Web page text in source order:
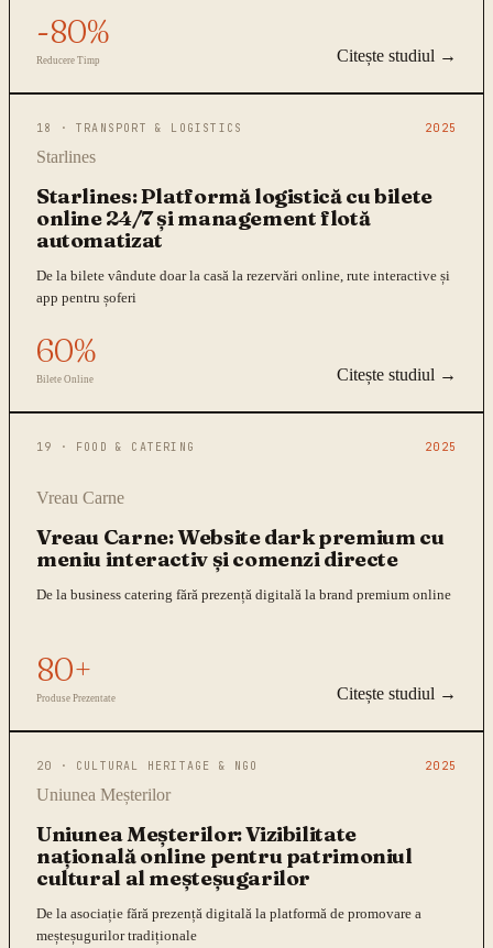
-80%
Reducere Timp Citește studiul →
18 ·TRANSPORT & LOGISTICS 2025
Starlines
Starlines: Platformă logistică cu bilete
online 24/7 și management flotă
automatizat
De la bilete vândute doar la casă la rezervări online, rute interactive și
app pentru șoferi
60%
Bilete Online Citește studiul →
19 · FOOD & CATERING 2025
Vreau Carne
Vreau Carne: Website dark premium cu
meniu interactiv și comenzi directe
De la business catering fără prezență digitală la brand premium online
80+
Produse Prezentate Citește studiul →
20 · CULTURAL HERITAGE & NGO 2025
Uniunea Meșterilor
Uniunea Meșterilor: Vizibilitate
națională online pentru patrimoniul
cultural al meșteșugarilor
De la asociație fără prezență digitală la platformă de promovare a
meșteșugurilor tradiționale